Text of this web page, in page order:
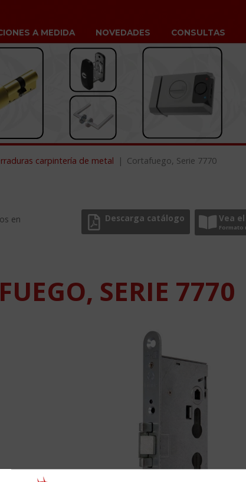
A MEDIDA NOVEDADES CONSULTAS
carpintería de metal Cortafuego, Serie 7770
en
Descarga catálogo Vea
Formato
SERIE 7770